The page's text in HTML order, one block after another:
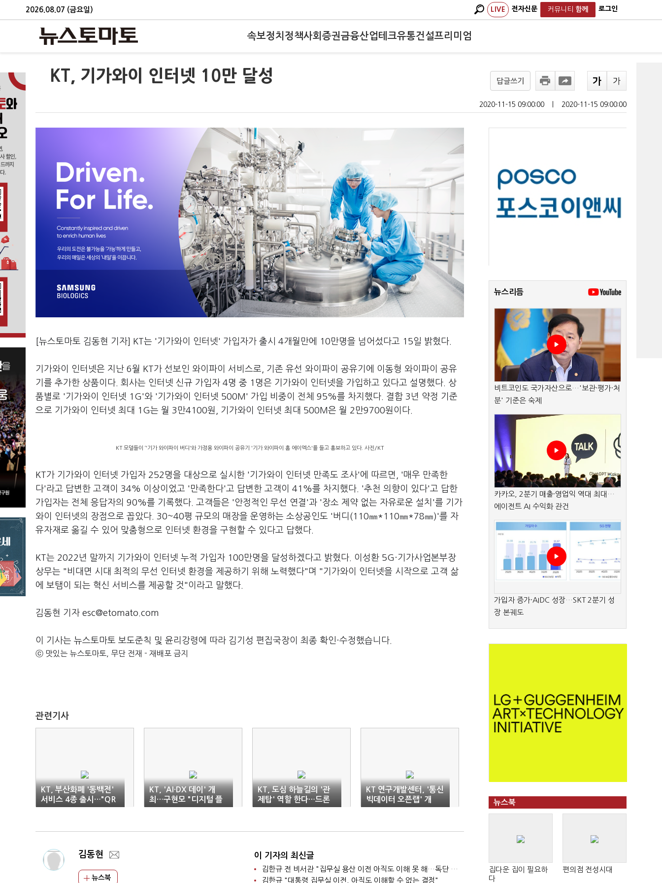
2026.08.07 (금요일) LIVE 전자신문 커뮤니티 함께 로그인
속보정치 정책사회 증권금융산업테크유통건설프리미엄
KT, 기가와이 인터넷 10만 달성 답글쓰기
2020-11-15 09:00:00 2020-11-15 09:00:00
[뉴스토마토 김동현 기자] KT는 '기가와이 인터넷' 가입자가 출시 4개월만에 10만명을 넘어섰다고 15일 밝혔다.
기가와이 인터넷은 지난 6월 KT가 선보인 와이파이 서비스로, 기존 유선 와이파이 공유기에 이동형 와이파이 공유
기를 추가한 상품이다. 회사는 인터넷 신규 가입자 4명 중 1명은 기가와이 인터넷을 가입하고 있다고 설명했다. 상
품별로 '기가와이 인터넷 1G'와 '기가와이 인터넷 500M' 가입 비중이 전체 95%를 차지했다. 결합 3년 약정 기준
으로 기가와이 인터넷 최대 1G는 월 3만4100원, 기가와이 인터넷 최대 500M은 월 2만9700원이다.
KT 모델들이 ‘'기가 와이파이 버디'와 가정용 와이파이 공유기 '기가 와이파이 홈 에이엑스'를 들고 홍보하고 있다. 사진/KT
KT가 기가와이 인터넷 가입자 252명을 대상으로 실시한 '기가와이 인터넷 만족도 조사'에 따르면, '매우 만족한
다'라고 답변한 고객이 34% 이상이었고 '만족한다'고 답변한 고객이 41%를 차지했다. '추천 의향이 있다'고 답한
가입자는 전체 응답자의 90%를 기록했다. 고객들은 '안정적인 무선 연결'과 '장소 제약 없는 자유로운 설치'를 기가
와이 인터넷의 장점으로 꼽았다. 30~40평 규모의 매장을 운영하는 소상공인도 '버디(110㎜*110㎜*78㎜)'를 자
유자재로 옮길 수 있어 맞춤형으로 인터넷 환경을 구현할 수 있다고 답했다.
KT는 2022년 말까지 기가와이 인터넷 누적 가입자 100만명을 달성하겠다고 밝혔다. 이성환 5G·기가사업본부장
상무는 "비대면 시대 최적의 무선 인터넷 환경을 제공하기 위해 노력했다"며 "기가와이 인터넷을 시작으로 고객 삶
에 보탬이 되는 혁신 서비스를 제공할 것"이라고 말했다.
김동현 기자 esc@etomato.com
이 기사는 뉴스토마토 보도준칙 및 윤리강령에 따라 김기성 편집국장이 최종 확인·수정했습니다.
ⓒ 맛있는 뉴스토마토, 무단 전재 - 재배포 금지
관련기사
KT, 부산화폐 '동백전'
서비스 4종 출시…"QR
확대, 소상공인 부담 완
KT, 'AI·DX 데이' 개
최…구현모 "디지털 플
랫폼 기업 변화 시작"
KT, 도심 하늘길의 '관
제탑' 역할 한다…드론
시스템 첫 선봬
KT 연구개발센터, '통신
빅데이터 오픈랩' 개
소…데이터 분석 공간
김동현
뉴스북
이 기자의 최신글
김한규 전 비서관 "집무실 용산 이전 아직도 이해 못 해…독단 우려"
김한규 "대통령 집무실 이전, 아직도 이해할 수 없는 결정"
뉴스리듬
비트코인도 국가자산으로…'보관·평가·처
분' 기준은 숙제
카카오, 2분기 매출·영업익 역대 최대…
에이전트 AI 수익화 관건
가입자 증가·AIDC 성장…SKT 2분기 성
장 본궤도
뉴스북
집다운 집이 필요하
다
편의점 전성시대